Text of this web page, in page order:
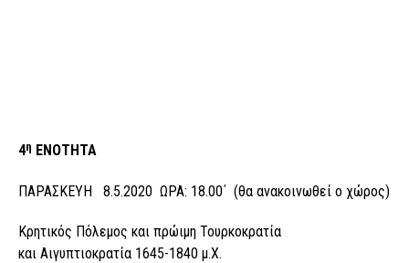
4η ΕΝΟΤΗΤΑ
ΠΑΡΑΣΚΕΥΗ 8.5.2020 ΩΡΑ: 18.00΄ (θα ανακοινωθεί ο χώρος)
Κρητικός Πόλεμος και πρώιμη Τουρκοκρατία
και Αιγυπτιοκρατία 1645-1840 μ.Χ.